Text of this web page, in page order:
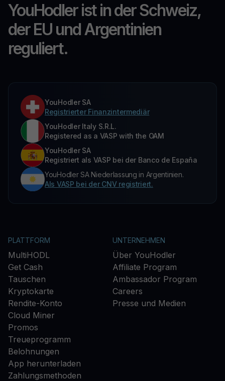
YouHodler ist in der Schweiz,
der EU und Argentinien
reguliert.
YouHodler SA
Registrierter Finanzintermediär
YouHodler Italy S.R.L.
Registered as a VASP with the OAM
YouHodler SA
Registriert als VASP bei der Banco de España
YouHodler SA Niederlassung in Argentinien.
Als VASP bei der CNV registriert.
PLATTFORM
MultiHODL
Get Cash
Tauschen
Kryptokarte
Rendite-Konto
Cloud Miner
Promos
Treueprogramm
Belohnungen
App herunterladen
Zahlungsmethoden
UNTERNEHMEN
Über YouHodler
Affiliate Program
Ambassador Program
Careers
Presse und Medien